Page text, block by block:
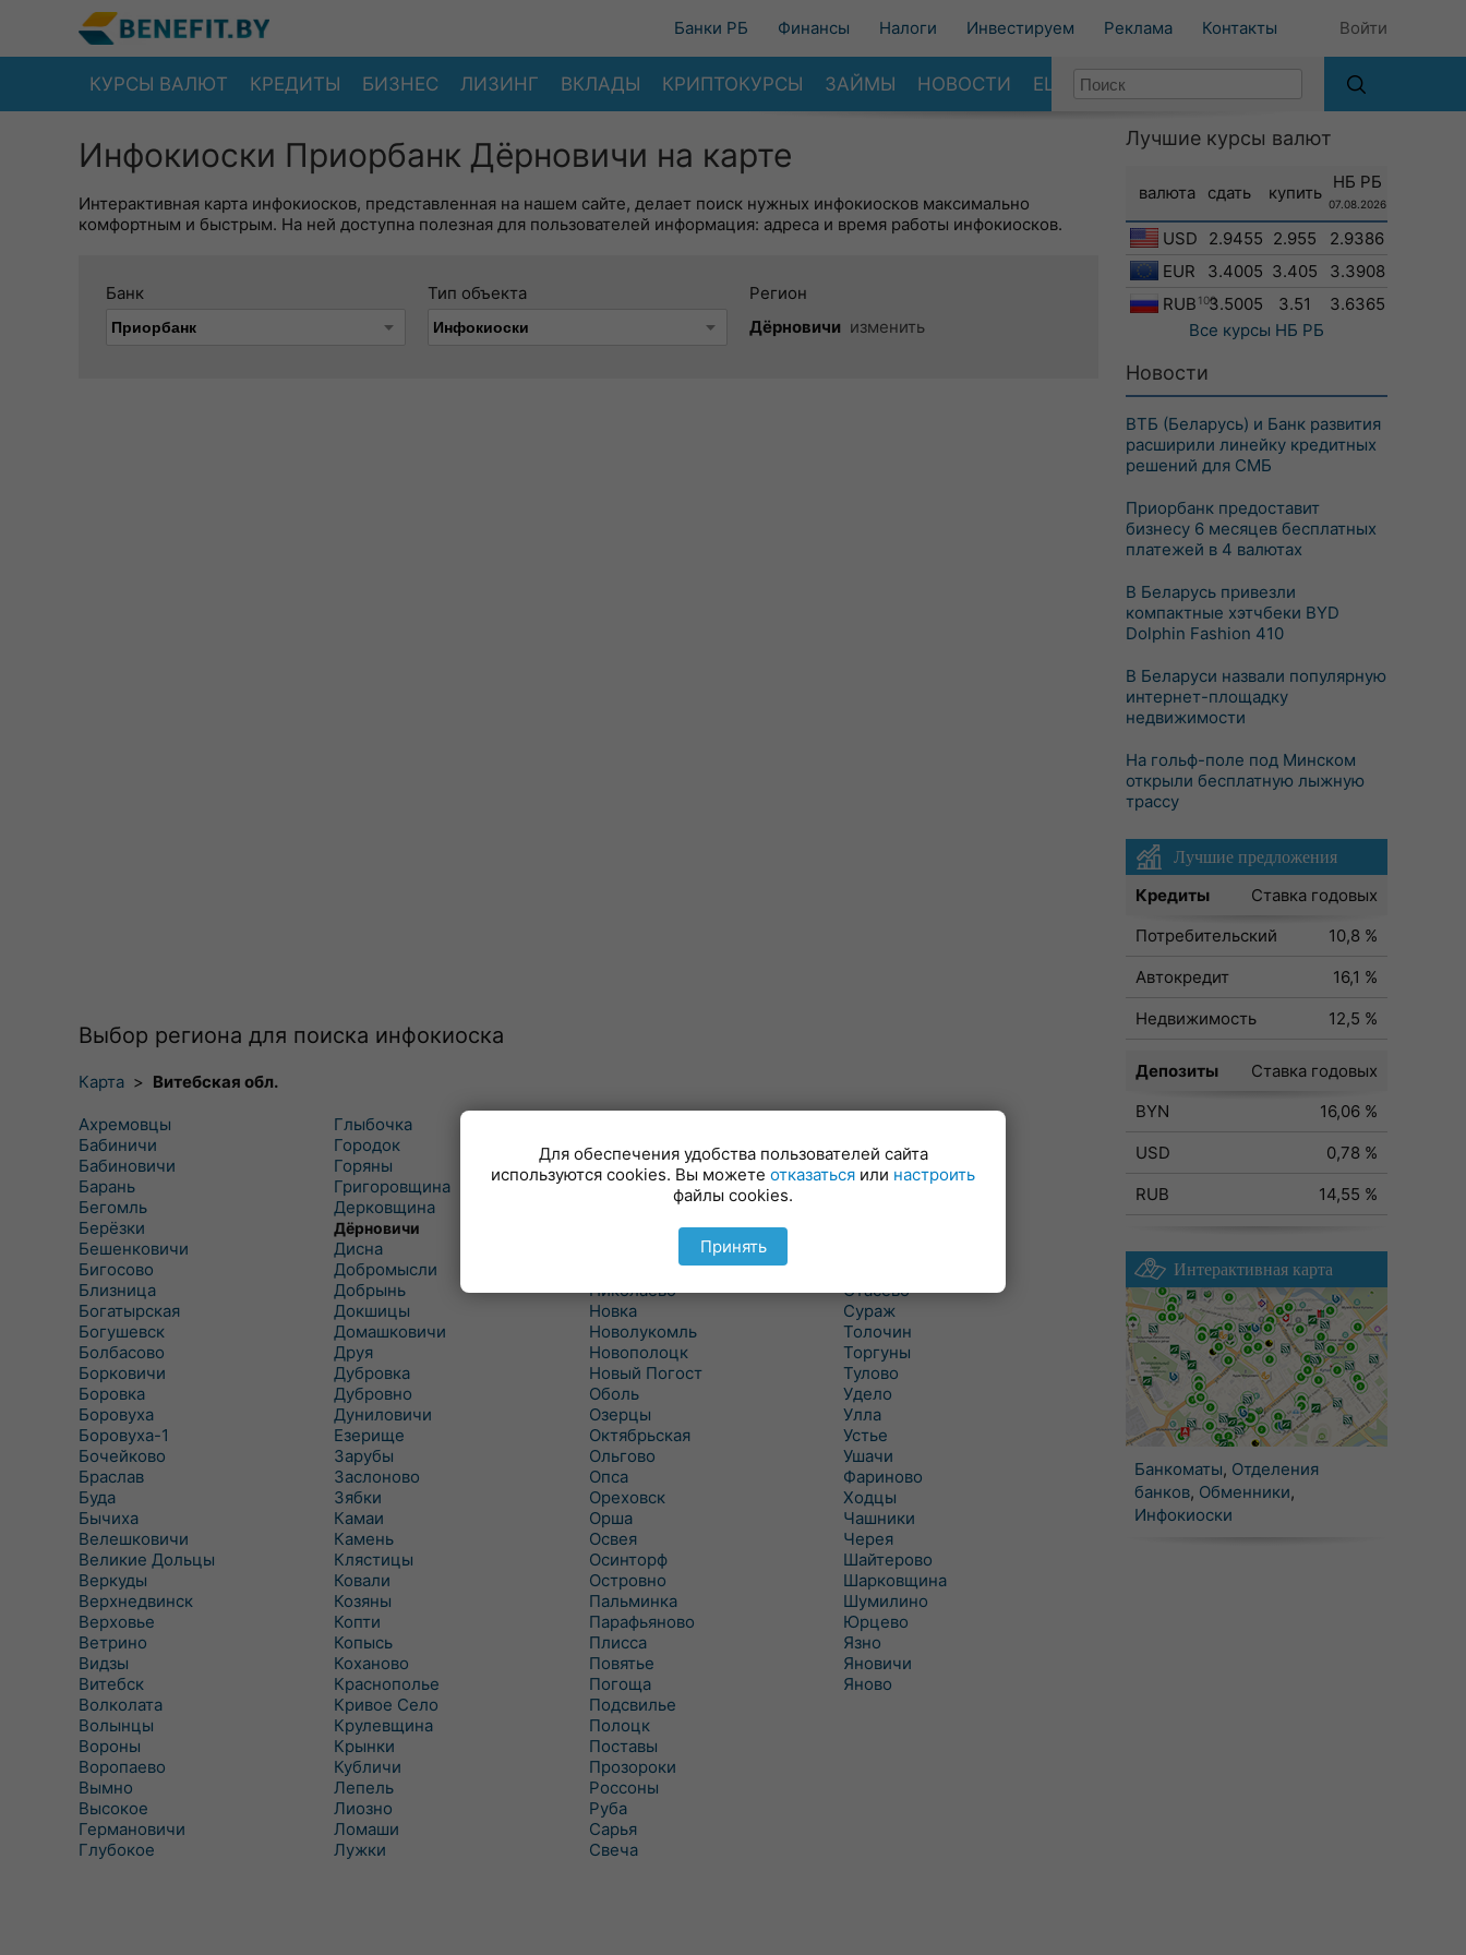
Банки РБ Финансы Налоги Инвестируем Реклама Контакты Войти
КУРСЫ ВАЛЮТ КРЕДИТЫ БИЗНЕС ЛИЗИНГ ВКЛАДЫ КРИПТОКУРСЫ ЗАЙМЫ НОВОСТИ ЕЩЕ
Инфокиоски Приорбанк Дёрновичи на карте
Интерактивная карта инфокиосков, представленная на нашем сайте, делает поиск нужных инфокиосков максимально
комфортным и быстрым. На ней доступна полезная для пользователей информация: адреса и время работы инфокиосков.
Банк Тип объекта
Регион
Дёрновичи изменить
Выбор региона для поиска инфокиоска
Карта > Витебская обл.
Ахремовцы
Бабиничи
Бабиновичи
Барань
Бегомль
Берёзки
Бешенковичи
Бигосово
Близница
Богатырская
Богушевск
Болбасово
Борковичи
Боровка
Боровуха
Боровуха-1
Бочейково
Браслав
Буда
Бычиха
Велешковичи
Великие Дольцы
Веркуды
Верхнедвинск
Верховье
Ветрино
Видзы
Витебск
Волколата
Волынцы
Вороны
Воропаево
Вымно
Высокое
Германовичи
Глубокое
Глыбочка
Городок
Горяны
Григоровщина
Дерковщина
Дёрновичи
Дисна
Добромысли
Добрынь
Докшицы
Домашковичи
Друя
Дубровка
Дубровно
Дуниловичи
Езерище
Зарубы
Заслоново
Зябки
Камаи
Камень
Клястицы
Ковали
Козяны
Копти
Копысь
Коханово
Краснополье
Кривое Село
Крулевщина
Крынки
Кубличи
Лепель
Лиозно
Ломаши
Лужки
Ляды
Межа
Межево
Мишневичи
Николаево
Новка
Новолукомль
Новополоцк
Новый Погост
Оболь
Озерцы
Октябрьская
Ольгово
Опса
Ореховск
Орша
Освея
Осинторф
Островно
Пальминка
Парафьяново
Плисса
Повятье
Погоща
Подсвилье
Полоцк
Поставы
Прозороки
Россоны
Руба
Сарья
Свеча
Сенно
Ситцы
Славени
Стасево
Сураж
Толочин
Торгуны
Тулово
Удело
Улла
Устье
Ушачи
Фариново
Ходцы
Чашники
Черея
Шайтерово
Шарковщина
Шумилино
Юрцево
Язно
Яновичи
Яново
Лучшие курсы валют
валюта сдать купить
НБ РБ
07.08.2026
USD 2.9455 2.955
2.9386
EUR
3.4005 3.405
3.3908
RUB 1003.5005 3.51
3.6365
Все курсы НБ РБ
Новости
ВТБ (Беларусь) и Банк развития
расширили линейку кредитных
решений для СМБ
Приорбанк предоставит
бизнесу 6 месяцев бесплатных
платежей в 4 валютах
В Беларусь привезли
компактные хэтчбеки BYD
Dolphin Fashion 410
В Беларуси назвали популярную
интернет-площадку
недвижимости
На гольф-поле под Минском
открыли бесплатную лыжную
трассу
Лучшие предложения
Кредиты
Ставка годовых
Потребительский
10,8 %
Автокредит
16,1 %
Недвижимость
12,5 %
Депозиты
Ставка годовых
BYN
16,06 %
USD
0,78 %
RUB
14,55 %
Интерактивная карта
Банкоматы, Отделения
банков, Обменники,
Инфокиоски
Для обеспечения удобства пользователей сайта
используются cookies. Вы можете отказаться или настроить
файлы cookies.
Принять